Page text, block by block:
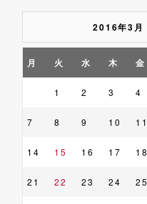
2016年3月
月 火 水 木 金
1 2 3 4
7 8 9 10 11
14 15 16 17 18
21 22 23 24 25